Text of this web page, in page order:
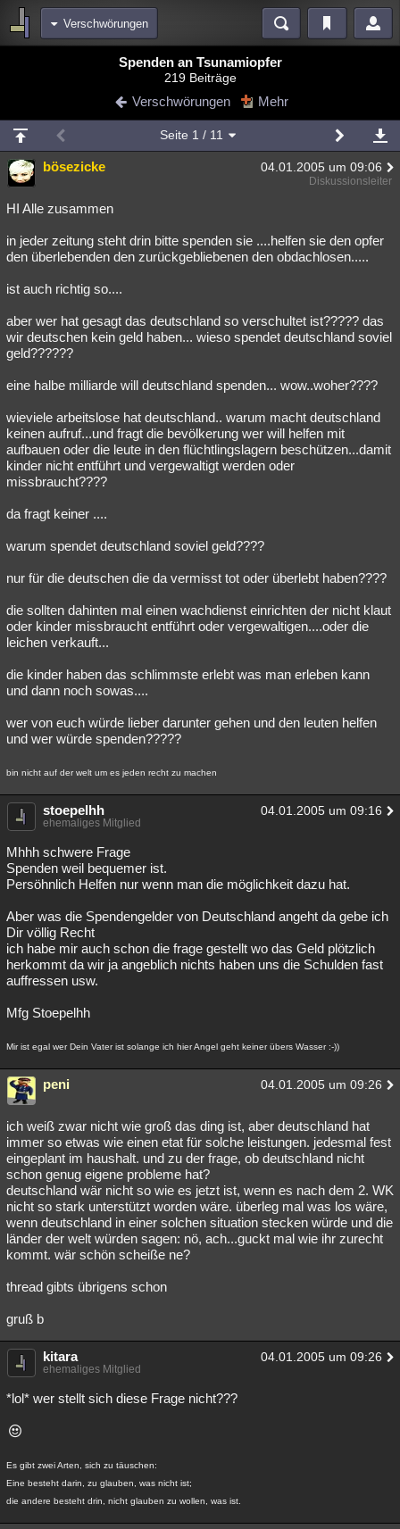
Verschwörungen
Blogs Videos
Chat Wiki Neuigkeiten
meine Rubriken
Menschen Wissenschaft Mystery Kriminalfälle
Spiritualität Verschwörungen
Natur Umfragen Unterhaltung
Philosophie Träume
Astronomie Helpdesk Gruppen Gaming Filme
Übersichten
Besucht Teilgenommen Alle Neue Geschlossen
Lesenswert Schlüsselwörter
Spenden an Tsunamiopfer
219 Beiträge
Verschwörungen Mehr
Seite 1 / 11
bösezicke 04.01.2005 um 09:06
Diskussionsleiter
HI Alle zusammen
in jeder zeitung steht drin bitte spenden sie ....helfen sie den opfer
den überlebenden den zurückgebliebenen den obdachlosen.....
ist auch richtig so....
aber wer hat gesagt das deutschland so verschultet ist????? das
wir deutschen kein geld haben... wieso spendet deutschland soviel
geld??????
eine halbe milliarde will deutschland spenden... wow..woher????
wieviele arbeitslose hat deutschland.. warum macht deutschland
keinen aufruf...und fragt die bevölkerung wer will helfen mit
aufbauen oder die leute in den flüchtlingslagern beschützen...damit
kinder nicht entführt und vergewaltigt werden oder
missbraucht????
da fragt keiner ....
warum spendet deutschland soviel geld????
nur für die deutschen die da vermisst tot oder überlebt haben????
die sollten dahinten mal einen wachdienst einrichten der nicht klaut
oder kinder missbraucht entführt oder vergewaltigen....oder die
leichen verkauft...
die kinder haben das schlimmste erlebt was man erleben kann
und dann noch sowas....
wer von euch würde lieber darunter gehen und den leuten helfen
und wer würde spenden?????
bin nicht auf der welt um es jeden recht zu machen
stoepelhh 04.01.2005 um 09:16
ehemaliges Mitglied
Mhhh schwere Frage
Spenden weil bequemer ist.
Persöhnlich Helfen nur wenn man die möglichkeit dazu hat.
Aber was die Spendengelder von Deutschland angeht da gebe ich
Dir völlig Recht
ich habe mir auch schon die frage gestellt wo das Geld plötzlich
herkommt da wir ja angeblich nichts haben uns die Schulden fast
auffressen usw.
Mfg Stoepelhh
Mir ist egal wer Dein Vater ist solange ich hier Angel geht keiner übers Wasser :-))
peni 04.01.2005 um 09:26
ich weiß zwar nicht wie groß das ding ist, aber deutschland hat
immer so etwas wie einen etat für solche leistungen. jedesmal fest
eingeplant im haushalt. und zu der frage, ob deutschland nicht
schon genug eigene probleme hat?
deutschland wär nicht so wie es jetzt ist, wenn es nach dem 2. WK
nicht so stark unterstützt worden wäre. überleg mal was los wäre,
wenn deutschland in einer solchen situation stecken würde und die
länder der welt würden sagen: nö, ach...guckt mal wie ihr zurecht
kommt. wär schön scheiße ne?
thread gibts übrigens schon
gruß b
kitara 04.01.2005 um 09:26
ehemaliges Mitglied
*lol* wer stellt sich diese Frage nicht???
Es gibt zwei Arten, sich zu täuschen:
Eine besteht darin, zu glauben, was nicht ist;
die andere besteht drin, nicht glauben zu wollen, was ist.